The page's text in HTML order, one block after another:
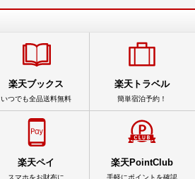
楽天ブックス
いつでも全品送料無料
楽天トラベル
簡単宿泊予約！
楽天ペイ 楽天PointClub